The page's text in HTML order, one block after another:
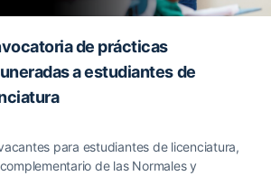
de prácticas
a estudiantes de
para estudiantes de licenciatura,
de las Normales y